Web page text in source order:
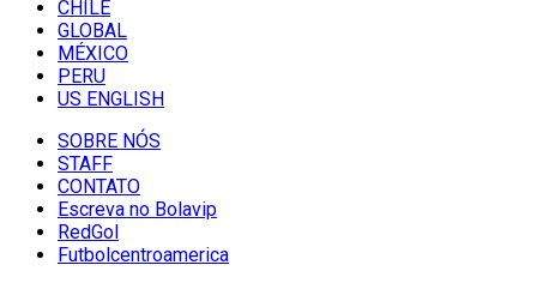
CHILE
GLOBAL
MÉXICO
PERU
US ENGLISH
SOBRE NÓS
STAFF
CONTATO
Escreva no Bolavip
RedGol
Futbolcentroamerica